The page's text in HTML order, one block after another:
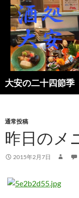
大安の二十四節季
検
索
ン
ツ
へ
キ
プ
通常投稿
昨日のメ
2015年2月7日